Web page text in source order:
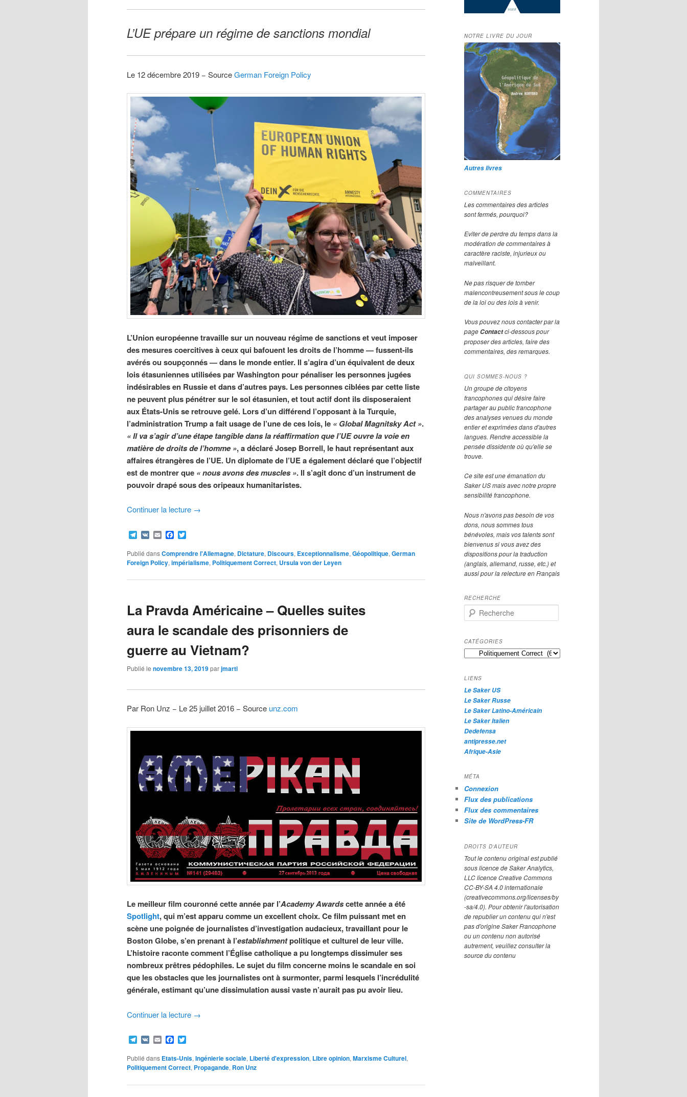
L’UE prépare un régime de sanctions mondial
Le 12 décembre 2019 − SourceGerman Foreign Policy
L’Union européenne travaille sur un nouveau régime de sanctions et veut imposer
des mesures coercitives à ceux qui bafouent les droits de l’homme — fussent-ils
avérés ou soupçonnés — dans le monde entier. Il s’agira d’un équivalent de deux
lois étasuniennes utilisées par Washington pour pénaliser les personnes jugées
indésirables en Russie et dans d’autres pays. Les personnes ciblées par cette liste
ne peuvent plus pénétrer sur le sol étasunien, et tout actif dont ils disposeraient
aux États-Unis se retrouve gelé. Lors d’un différend l’opposant à la Turquie,
l’administration Trump a fait usage de l’une de ces lois, le « Global Magnitsky Act ».
« Il va s’agir d’une étape tangible dans la réaffirmation que l’UE ouvre la voie en
matière de droits de l’homme », a déclaré Josep Borrell, le haut représentant aux
affaires étrangères de l’UE. Un diplomate de l’UE a également déclaré que l’objectif
est de montrer que « nous avons des muscles ». Il s’agit donc d’un instrument de
pouvoir drapé sous des oripeaux humanitaristes.
Continuer la lecture →
Telegram
VK EmailFacebook
Publié dansComprendre l'Allemagne, Dictature, Discours, Exceptionnalisme, Géopolitique, German
Foreign Policy, impérialisme, Politiquement Correct, Ursula von der Leyen
La Pravda Américaine – Quelles suites
aura le scandale des prisonniers de
guerre au Vietnam?
Publié le novembre 13, 2019parjmarti
Par Ron Unz − Le 25 juillet 2016 − Source unz.com
Le meilleur film couronné cette année par l’Academy Awardscette année a été
Spotlight, qui m’est apparu comme un excellent choix. Ce film puissant met en
scène une poignée de journalistes d’investigation audacieux, travaillant pour le
Boston Globe, s’en prenant à l’establishmentpolitique et culturel de leur ville.
L’histoire raconte comment l’Église catholique a pu longtemps dissimuler ses
nombreux prêtres pédophiles. Le sujet du film concerne moins le scandale en soi
que les obstacles que les journalistes ont à surmonter, parmi lesquels l’incrédulité
générale, estimant qu’une dissimulation aussi vaste n’aurait pas pu avoir lieu.
Continuer la lecture →
Telegram
VK EmailFacebook
Publié dans Etats-Unis, Ingénierie sociale, Liberté d'expression, Libre opinion, Marxisme Culturel,
Politiquement Correct, Propagande, Ron Unz
NOTRE LIVRE DU JOUR
Autres livres
COMMENTAIRES
Les commentaires des articles
sont fermés, pourquoi?
Eviter de perdre du temps dans la
modération de commentaires à
caractère raciste, injurieux ou
malveillant.
Ne pas risquer de tomber
malencontreusement sous le coup
de la loi ou des lois à venir.
Vous pouvez nous contacter par la
page Contactci-dessous pour
proposer des articles, faire des
commentaires, des remarques.
QUI SOMMES-NOUS ?
Un groupe de citoyens
francophones qui désire faire
partager au public francophone
des analyses venues du monde
entier et exprimées dans d'autres
langues. Rendre accessible la
pensée dissidente où qu'elle se
trouve.
Ce site est une émanation du
Saker US mais avec notre propre
sensibilité francophone.
Nous n'avons pas besoin de vos
dons, nous sommes tous
bénévoles, mais vos talents sont
bienvenus si vous avez des
dispositions pour la traduction
(anglais, allemand, russe, etc.) et
aussi pour la relecture en Français
RECHERCHE
e
h
e
r
h
e
CATÉGORIES
Catégories
LIENS
Le Saker US
Le Saker Russe
Le Saker Latino-Américain
Le Saker Italien
Dedefensa
antipresse.net
Afrique-Asie
MÉTA
Connexion
Flux des publications
Flux des commentaires
Site de WordPress-FR
DROITS D’AUTEUR
Tout le contenu original est publié
sous licence de Saker Analytics,
LLC licence Creative Commons
CC-BY-SA 4.0 internationale
(creativecommons.org/licenses/by
-sa/4.0). Pour obtenir l'autorisation
de republier un contenu qui n'est
pas d'origine Saker Francophone
ou un contenu non autorisé
autrement, veuillez consulter la
source du contenu